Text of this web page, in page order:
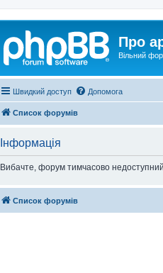
Про
Вільний
Швидкий доступ Допомога
Список форумів
Інформація
Вибачте, форум тимчасово недоступний.
Список форумів